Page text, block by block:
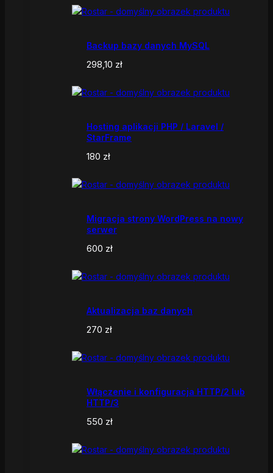
Backup bazy danych MySQL
298,10 zł
Hosting aplikacji PHP / Laravel /
StarFrame
180 zł
Migracja strony WordPress na nowy
serwer
600 zł
Aktualizacja baz danych
270 zł
Włączenie i konfiguracja HTTP/2 lub
HTTP/3
550 zł